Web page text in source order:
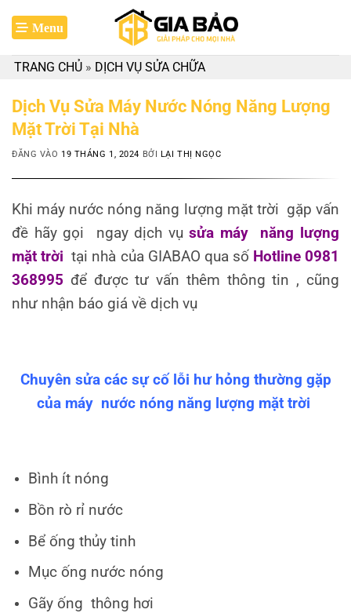
qua
dungTRANG CHỦ » DỊCH VỤ SỬA CHỮA
Dịch Vụ Sửa Máy Nước Nóng Năng Lượng
Mặt Trời Tại Nhà
ĐĂNG VÀO 19 THÁNG 1, 2024 BỞI LẠI THỊ NGỌC
Khi máy nước nóng năng lượng mặt trời gặp vấn
đề hãy gọi ngay dịch vụsửa máy năng lượng
mặt trời tại nhà của GIABAO qua số Hotline 0981
368995 để được tư vấn thêm thông tin , cũng
như nhận báo giá về dịch vụ
Chuyên sửa các sự cố lỗi hư hỏng thường gặp
của máy nước nóng năng lượng mặt trời
Bình ít nóng
Bồn rò rỉ nước
Bể ống thủy tinh
Mục ống nước nóng
Gãy ống thông hơi